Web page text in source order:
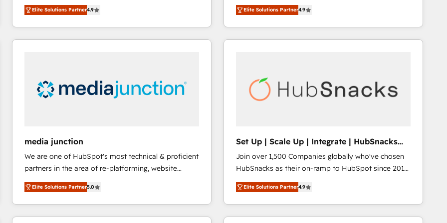
HubSpot大百科 出版 CRM・AI活用に関するご相談、現
operational efficiency of HubSpot. The fastest-
growing tech-enabler & facilitator, MakeWebBetter,
hands you the blend of HubSpot expertise &
eminent solutions & integrations. Trust us to
Premier Partner 2023 🌟5 HubSpot Accreditations 🌟
Won HubSpot Theme Challenge 2021 🌟INBOUND’19
HubSpot experience ✔️Flexible pricing models —
Hourly-fee (assigned one Dedicated HubSpot
Admin); Monthly-fee (HubSpot Admin + Project
Manager); and Fixed Project Cost (as per
requirement). ✔️Helped over 25,000+ customers so
far with our HubSpot solutions. ✔️Bespoke apps &
on-demand bundle services. Connect with us today!
Elite Solutions Partner4.9
Hire an agency that's experienced in every inch of
HubSpot and willing to work hand-in-hand with your
team to simplify the complex and build a better
experience for your team and customers.
Elite Solutions Partner4.9
media junction
We are one of HubSpot's most technical & proficient
partners in the area of re-platforming, website
design & development. We specialize in multi-hub
implementations for mid-market & enterprise
companies. We are woman-owned, powered by
coffee, and we ❤️ dogs. We produce award-winning
Elite Solutions Partner5.0
Set Up | Scale Up | Integrate | HubSnacks
FlexPlan
Join over 1,500 Companies globally who've chosen
HubSnacks as their on-ramp to HubSpot since 2014
Simple pay-as-you-go plans that accelerate value...
1️⃣ Set Up | Onboarding New or Check-fixing existing
HubSpot portals 2️⃣ Scale Up | 100% HubSpot Task
Execution... Global 24/7 ... All Experts 3️⃣ Integrate |
Elite Solutions Partner4.9